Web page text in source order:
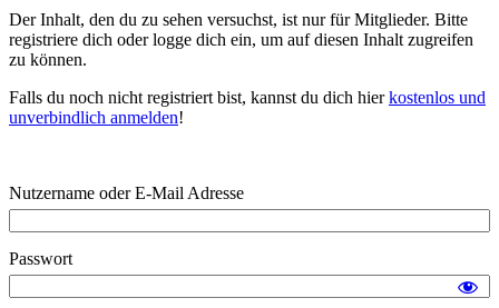
Der Inhalt, den du zu sehen versuchst, ist nur für Mitglieder. Bitte
registriere dich oder logge dich ein, um auf diesen Inhalt zugreifen
zu können.
Falls du noch nicht registriert bist, kannst du dich hierkostenlos und
unverbindlich anmelden!
Nutzername oder E-Mail Adresse
Passwort